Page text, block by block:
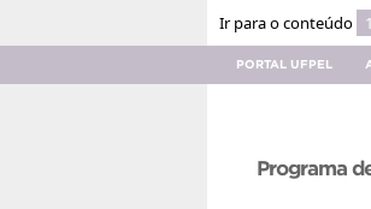
Ir para o conteúdo 1
PORTAL UFPEL
Programa